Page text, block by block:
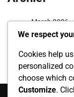
March 2026
February
Zoeken
We respect
Cookies help
personalized
choose which
Customize.